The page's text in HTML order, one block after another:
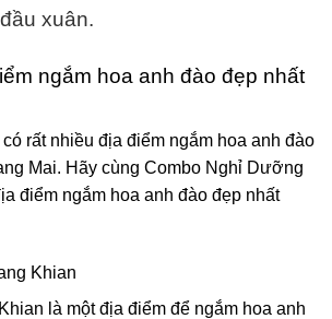
xuân.
ngắm hoa anh đào đẹp nhất
rất nhiều địa điểm ngắm hoa anh đào
Mai. Hãy cùng Combo Nghỉ Dưỡng
điểm ngắm hoa anh đào đẹp nhất
Khian
là một địa điểm để ngắm hoa anh